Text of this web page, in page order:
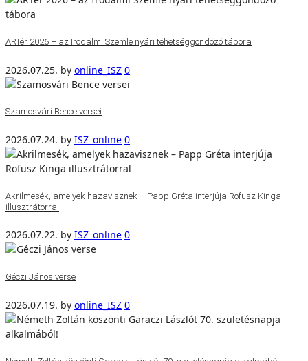
ARTér 2026 – az Irodalmi Szemle nyári tehetséggondozó tábora
2026.07.25. by online_ISZ 0
Szamosvári Bence versei
2026.07.24. by ISZ_online 0
Akrilmesék, amelyek hazavisznek – Papp Gréta interjúja Rofusz Kinga
illusztrátorral
2026.07.22. by ISZ_online 0
Géczi János verse
2026.07.19. by online_ISZ 0